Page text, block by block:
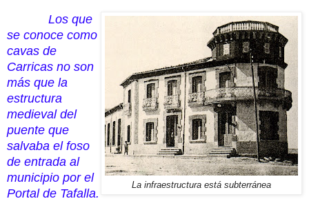
La infraestructura está subterránea
Los que
se conoce como
cavas de
Carricas no son
más que la
estructura
medieval del
puente que
salvaba el foso
de entrada al
municipio por el
Portal de Tafalla.